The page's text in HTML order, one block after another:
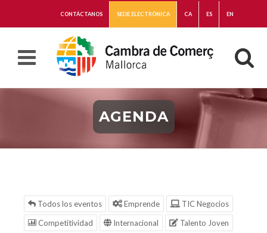
CONTÁCTANOS SEDE ELECTRÓNICA CA ES EN
AGENDA
Todos los eventos Emprende
TIC Negocios
Competitividad
Internacional
Talento Joven